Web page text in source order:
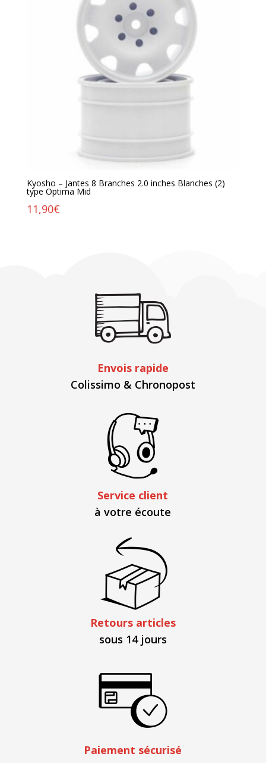
Kyosho – Jantes 8 Branches 2.0 inches Blanches (2)
type Optima Mid
11,90€
Envois rapide
Colissimo & Chronopost
Service client
à votre écoute
Retours articles
sous 14 jours
Paiement sécurisé